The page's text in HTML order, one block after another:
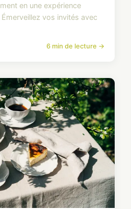
en une expérience
vos invités avec
6 min de lecture →